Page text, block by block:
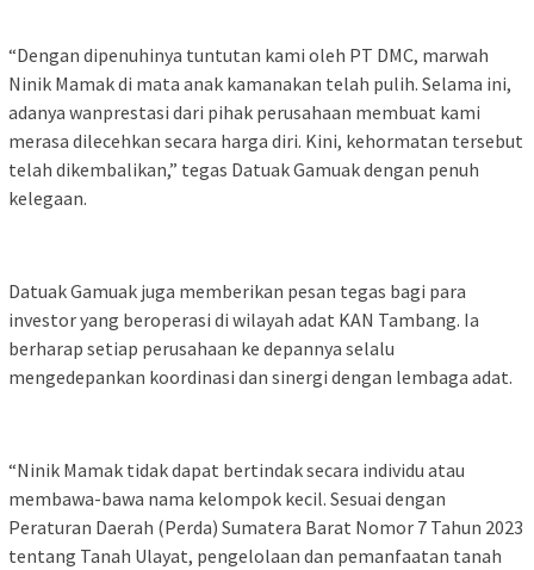
“Dengan dipenuhinya tuntutan kami oleh PT DMC, marwah
Ninik Mamak di mata anak kamanakan telah pulih. Selama ini,
adanya wanprestasi dari pihak perusahaan membuat kami
merasa dilecehkan secara harga diri. Kini, kehormatan tersebut
telah dikembalikan,” tegas Datuak Gamuak dengan penuh
kelegaan.
Datuak Gamuak juga memberikan pesan tegas bagi para
investor yang beroperasi di wilayah adat KAN Tambang. Ia
berharap setiap perusahaan ke depannya selalu
mengedepankan koordinasi dan sinergi dengan lembaga adat.
“Ninik Mamak tidak dapat bertindak secara individu atau
membawa-bawa nama kelompok kecil. Sesuai dengan
Peraturan Daerah (Perda) Sumatera Barat Nomor 7 Tahun 2023
tentang Tanah Ulayat, pengelolaan dan pemanfaatan tanah